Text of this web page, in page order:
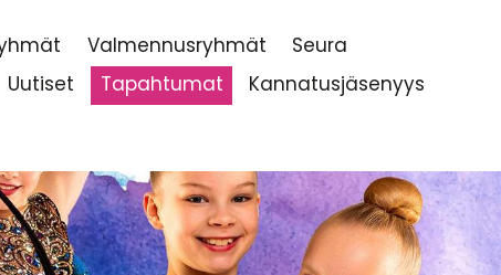
Valmennusryhmät
Seura
Uutiset Tapahtumat
Kannatusjäsenyys